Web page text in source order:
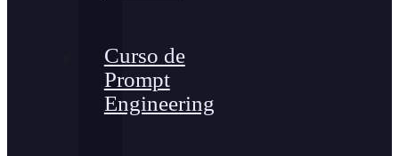
Curso de
Prompt
Engineering